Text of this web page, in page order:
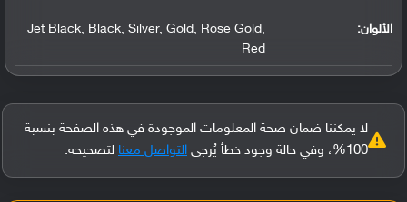
الألوان:
Jet Black, Black, Silver, Gold, Rose Gold,
Red
لا يمكننا ضمان صحة المعلومات الموجودة في هذه الصفحة بنسبة
100%، وفي حالة وجود خطأ يُرجى
التواصل معنا لتصحيحه.